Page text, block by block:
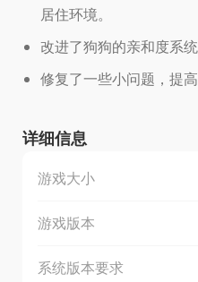
居住环境。
改进了狗狗的亲和度系
修复了一些小问题，提
详细信息
游戏大小
游戏版本
系统版本要求